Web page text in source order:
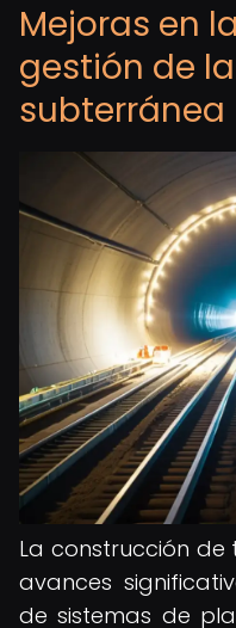
Mejoras en
gestión de
subterránea
La construcción de
avances
de sistemas de